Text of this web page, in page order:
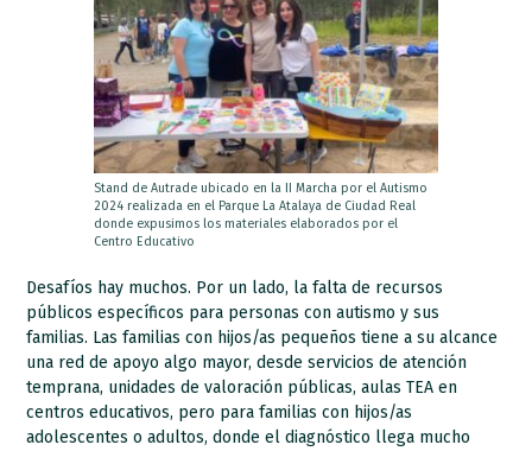
Stand de Autrade ubicado en la II Marcha por el Autismo
2024 realizada en el Parque La Atalaya de Ciudad Real
donde expusimos los materiales elaborados por el
Centro Educativo
Desafíos hay muchos. Por un lado, la falta de recursos
públicos específicos para personas con autismo y sus
familias. Las familias con hijos/as pequeños tiene a su alcance
una red de apoyo algo mayor, desde servicios de atención
temprana, unidades de valoración públicas, aulas TEA en
centros educativos, pero para familias con hijos/as
adolescentes o adultos, donde el diagnóstico llega mucho